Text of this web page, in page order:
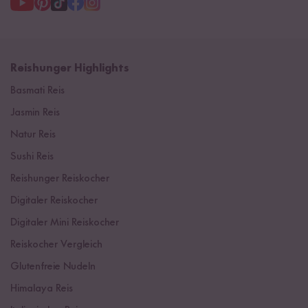
Reishunger Highlights
Basmati Reis
Jasmin Reis
Natur Reis
Sushi Reis
Reishunger Reiskocher
Digitaler Reiskocher
Digitaler Mini Reiskocher
Reiskocher Vergleich
Glutenfreie Nudeln
Himalaya Reis